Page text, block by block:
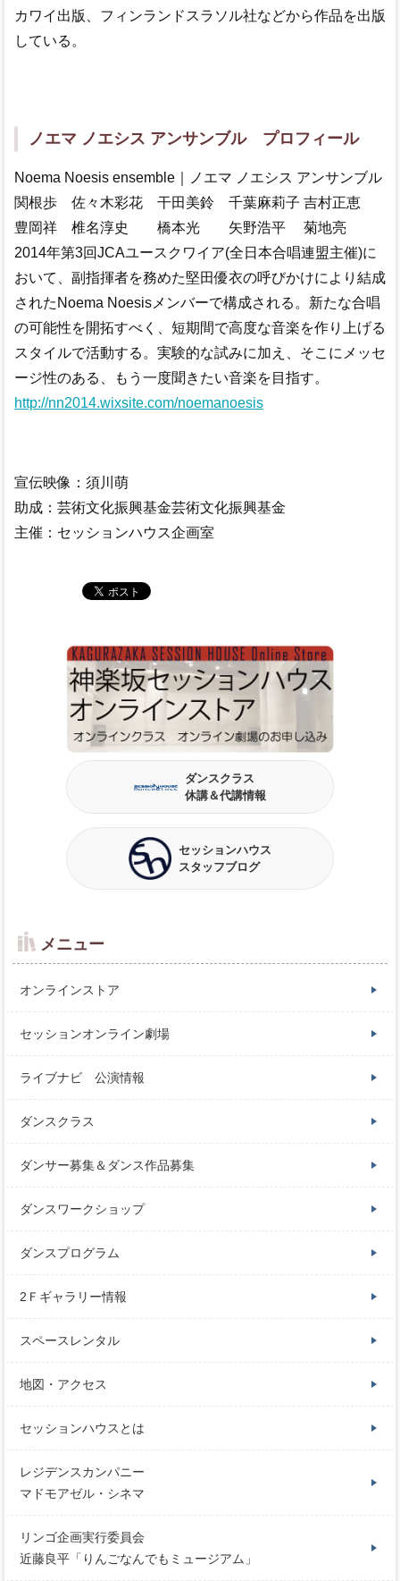
カワイ出版、フィンランドスラソル社などから作品を出版
している。
ノエマ ノエシス アンサンブル プロフィール
Noema Noesis ensemble｜ノエマ ノエシス アンサンブル
関根歩 佐々木彩花 干田美鈴 千葉麻莉子 吉村正恵
豊岡祥 椎名淳史 橋本光 矢野浩平 菊地亮
2014年第3回JCAユースクワイア(全日本合唱連盟主催)に
おいて、副指揮者を務めた堅田優衣の呼びかけにより結成
されたNoema Noesisメンバーで構成される。新たな合唱
の可能性を開拓すべく、短期間で高度な音楽を作り上げる
スタイルで活動する。実験的な試みに加え、そこにメッセ
ージ性のある、もう一度聞きたい音楽を目指す。
http://nn2014.wixsite.com/noemanoesis
宣伝映像：須川萌
助成：芸術文化振興基金芸術文化振興基金
主催：セッションハウス企画室
ダンスクラス
休講＆代講情報
セッションハウス
スタッフブログ
メニュー
オンラインストア
セッションオンライン劇場
ライブナビ 公演情報
ダンスクラス
ダンサー募集＆ダンス作品募集
ダンスワークショップ
ダンスプログラム
2Ｆギャラリー情報
スペースレンタル
地図・アクセス
セッションハウスとは
レジデンスカンパニー
マドモアゼル・シネマ
リンゴ企画実行委員会
近藤良平「りんごなんでもミュージアム」